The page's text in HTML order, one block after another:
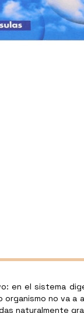
en el sistema
organismo no va a
naturalmente